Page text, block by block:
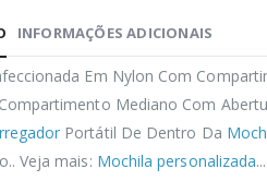
INFORMAÇÕES ADICIONAIS
Em Nylon Com
Mediano Com
Portátil De Dentro Da
Veja mais: Mochila personalizada